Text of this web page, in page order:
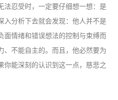
法忍受时，一定要仔细想一想：是
入分析下去就会发现：他人并不是
面情绪和错误想法的控制与束缚而
、不能自主的。而且，他必然要为
你能深刻的认识到这一点，慈悲之